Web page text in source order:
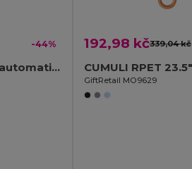
-44%
SMALL SWANSEA 23" automatický deštník
192,98 kč339,04 kč
GiftRetail MO9629